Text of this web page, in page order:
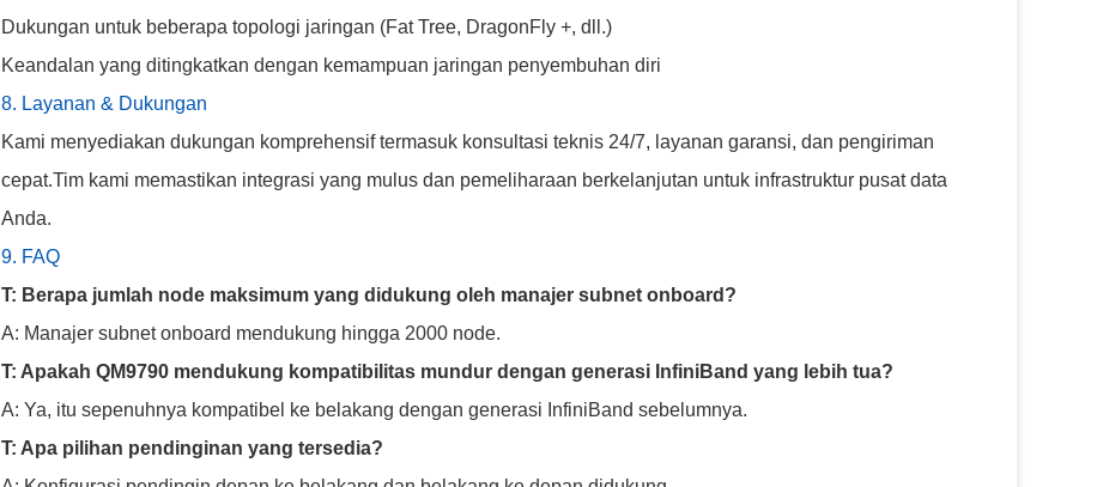
Dukungan untuk beberapa topologi jaringan (Fat Tree, DragonFly +, dll.)
Keandalan yang ditingkatkan dengan kemampuan jaringan penyembuhan diri
8. Layanan & Dukungan
Kami menyediakan dukungan komprehensif termasuk konsultasi teknis 24/7, layanan garansi, dan pengiriman
cepat.Tim kami memastikan integrasi yang mulus dan pemeliharaan berkelanjutan untuk infrastruktur pusat data
Anda.
9. FAQ
T: Berapa jumlah node maksimum yang didukung oleh manajer subnet onboard?
A: Manajer subnet onboard mendukung hingga 2000 node.
T: Apakah QM9790 mendukung kompatibilitas mundur dengan generasi InfiniBand yang lebih tua?
A: Ya, itu sepenuhnya kompatibel ke belakang dengan generasi InfiniBand sebelumnya.
T: Apa pilihan pendinginan yang tersedia?